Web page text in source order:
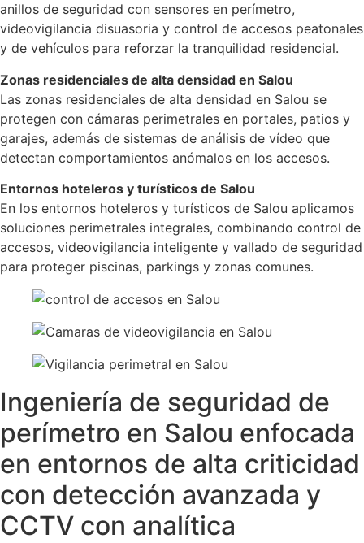
anillos de seguridad con sensores en perímetro,
videovigilancia disuasoria y control de accesos peatonales
y de vehículos para reforzar la tranquilidad residencial.
Zonas residenciales de alta densidad en Salou
Las zonas residenciales de alta densidad en Salou se
protegen con cámaras perimetrales en portales, patios y
garajes, además de sistemas de análisis de vídeo que
detectan comportamientos anómalos en los accesos.
Entornos hoteleros y turísticos de Salou
En los entornos hoteleros y turísticos de Salou aplicamos
soluciones perimetrales integrales, combinando control de
accesos, videovigilancia inteligente y vallado de seguridad
para proteger piscinas, parkings y zonas comunes.
Ingeniería de seguridad de
perímetro en Salou enfocada
en entornos de alta criticidad
con detección avanzada y
CCTV con analítica